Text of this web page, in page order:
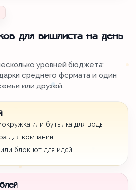
для вишлиста на день
уровней бюджета:
среднего формата и один
или друзей.
или бутылка для воды
для компании
блокнот для идей